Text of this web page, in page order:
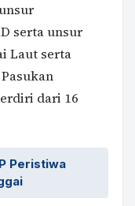
serta unsur
Laut serta
dari 16
Peristiwa